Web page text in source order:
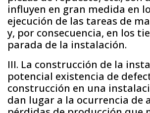
influyen en gran medida en
ejecución de las tareas de
y, por consecuencia, en los
parada de la instalación.
III. La construcción de la
potencial existencia de
construcción en una
dan lugar a la ocurrencia de